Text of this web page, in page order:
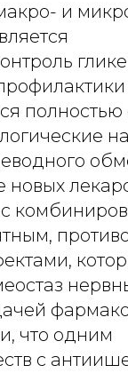
и
полностью
новых
что одним
с